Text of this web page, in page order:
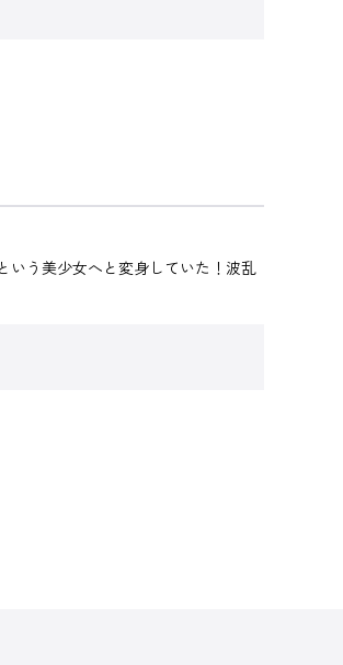
いう美少女へと変身していた！波乱